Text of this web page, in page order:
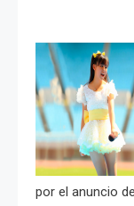
por el anuncio